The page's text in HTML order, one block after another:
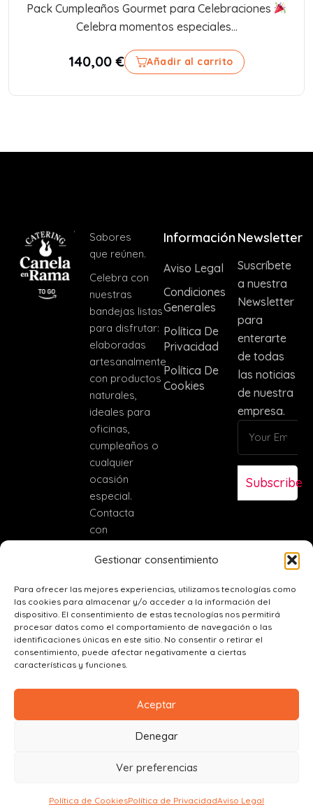
Gestionar consentimiento
Para ofrecer las mejores experiencias, utilizamos tecnologías como
las cookies para almacenar y/o acceder a la información del
dispositivo. El consentimiento de estas tecnologías nos permitirá
procesar datos como el comportamiento de navegación o las
identificaciones únicas en este sitio. No consentir o retirar el
consentimiento, puede afectar negativamente a ciertas
características y funciones.
Aceptar
Denegar
Ver preferencias
Política de CookiesPolítica de PrivacidadAviso Legal
Pack Cumpleaños Gourmet para Celebraciones
Celebra momentos especiales...
140,00€ Añadir al carrito
Sabores
que reúnen.
Celebra con
nuestras
bandejas listas
para disfrutar:
elaboradas
artesanalmente
con productos
naturales,
ideales para
oficinas,
cumpleaños o
cualquier
ocasión
especial.
Contacta
con
684410931
catering@canelaenrama.net
C. Real, 56,
45110
Ajofrín,
Información
Aviso Legal
Condiciones
Generales
Política De
Privacidad
Política De
Cookies
Newsletter
Suscríbete
a nuestra
Newsletter
para
enterarte
de todas
las noticias
de nuestra
empresa.
Subscribe
Copyright© 2025. Todos
Síguenos: